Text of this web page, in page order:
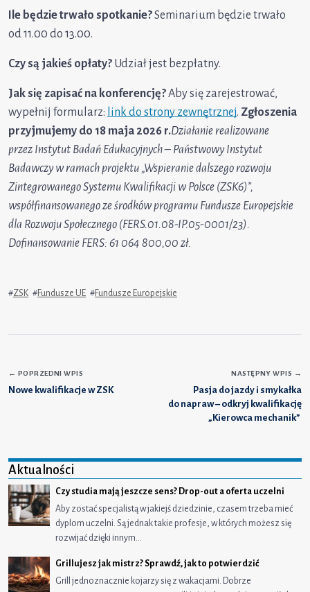
Ile będzie trwało spotkanie?Seminarium będzie trwało
od 11.00 do 13.00.
Czy są jakieś opłaty? Udział jest bezpłatny.
Jak się zapisać na konferencję?Aby się zarejestrować,
wypełnij formularz: link do strony zewnętrznej. Zgłoszenia
przyjmujemy do 18 maja 2026 r.Działanie realizowane
przez Instytut Badań Edukacyjnych – Państwowy Instytut
Badawczy w ramach projektu „Wspieranie dalszego rozwoju
Zintegrowanego Systemu Kwalifikacji w Polsce (ZSK6)”,
współfinansowanego ze środków programu Fundusze Europejskie
dla Rozwoju Społecznego (FERS.01.08-IP.05-0001/23).
Dofinansowanie FERS: 61 064 800,00 zł.
#ZSK #Fundusze UE #Fundusze Europejskie
← POPRZEDNI WPIS
Nowe kwalifikacje w ZSK
NASTĘPNY WPIS →
Pasja do jazdy i smykałka
do napraw – odkryj kwalifikację
„Kierowca mechanik”
Aktualności
Czy studia mają jeszcze sens? Drop-out a oferta uczelni
Aby zostać specjalistą w jakiejś dziedzinie, czasem trzeba mieć
dyplom uczelni. Są jednak takie profesje, w których możesz się
rozwijać dzięki innym…
Grillujesz jak mistrz? Sprawdź, jak to potwierdzić
Grill jednoznacznie kojarzy się z wakacjami. Dobrze